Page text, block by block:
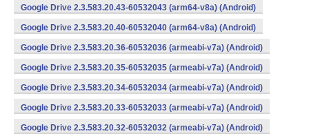
Google Drive 2.3.583.20.43-60532043 (arm64-v8a) (Android)
Google Drive 2.3.583.20.40-60532040 (arm64-v8a) (Android)
Google Drive 2.3.583.20.36-60532036 (armeabi-v7a) (Android)
Google Drive 2.3.583.20.35-60532035 (armeabi-v7a) (Android)
Google Drive 2.3.583.20.34-60532034 (armeabi-v7a) (Android)
Google Drive 2.3.583.20.33-60532033 (armeabi-v7a) (Android)
Google Drive 2.3.583.20.32-60532032 (armeabi-v7a) (Android)